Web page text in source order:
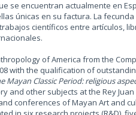
se encuentran actualmente en
únicas en su factura. La
científicos entre artículos,
of America from the
with the qualification of
Mayan Classic Period: religious
and other subjects at the Rey
conferences of Mayan Art and